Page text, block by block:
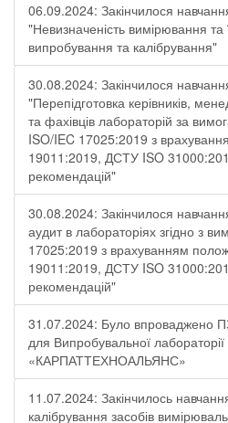
06.09.2024: Закінчилося
"Невизначеність вимірювання та
випробування та калібрування"
30.08.2024: Закінчилося
"Перепідготовка керівників,
та фахівців лабораторій за
ISO/IEC 17025:2019 з
19011:2019, ДСТУ ISO
рекомендацій"
30.08.2024: Закінчилося
аудит в лабораторіях згідно з
17025:2019 з врахуванням
19011:2019, ДСТУ ISO
рекомендацій"
31.07.2024: Було впроваджено
для Випробувальної
«КАРПАТТЕХНОАЛЬЯНС»
11.07.2024: Закінчилось
калібрування засобів